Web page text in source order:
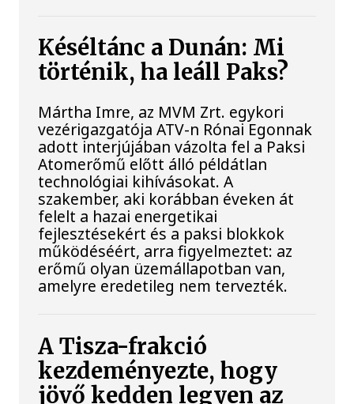
Késéltánc a Dunán: Mi
történik, ha leáll Paks?
Mártha Imre, az MVM Zrt. egykori
vezérigazgatója ATV-n Rónai Egonnak
adott interjújában vázolta fel a Paksi
Atomerőmű előtt álló példátlan
technológiai kihívásokat. A
szakember, aki korábban éveken át
felelt a hazai energetikai
fejlesztésekért és a paksi blokkok
működéséért, arra figyelmeztet: az
erőmű olyan üzemállapotban van,
amelyre eredetileg nem tervezték.
A Tisza-frakció
kezdeményezte, hogy
jövő kedden legyen az